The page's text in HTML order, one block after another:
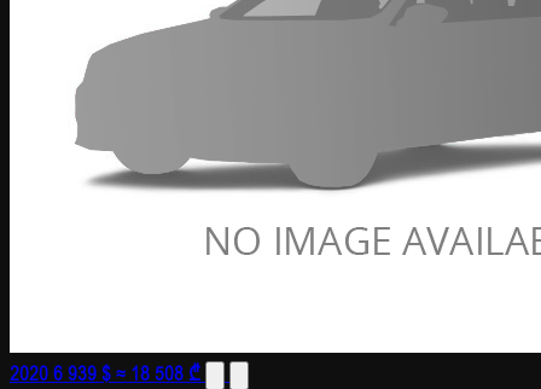
20206 939 $≈ 18 508 ₾